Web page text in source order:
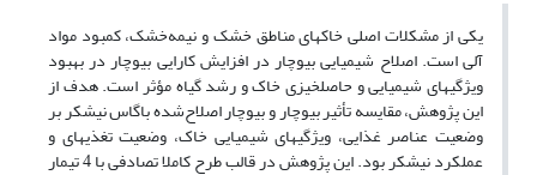
یکی از مشکلات اصلی خاکهای مناطق خشک و نیمه‌خشک، کمبود مواد
آلی است. اصلاح شیمیایی بیوچار در افزایش کارایی بیوچار در بهبود
ویژگیهای شیمیایی و حاصلخیزی خاک و رشد گیاه مؤثر است. هدف از
این پژوهش، مقایسه تأثیر بیوچار و بیوچار اصلاح‌شده باگاس نیشکر بر
وضعیت عناصر غذایی، ویژگیهای شیمیایی خاک، وضعیت تغذیهای و
عملکرد نیشکر بود. این پژوهش در قالب طرح کاملا تصادفی با 4 تیمار